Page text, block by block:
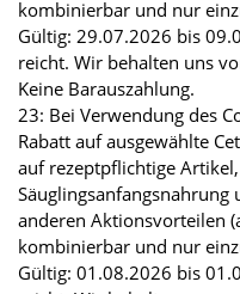
kombinierbar und nur
Gültig: 29.07.2026 bis
reicht. Wir behalten uns
Keine Barauszahlung.
23: Bei Verwendung des
Rabatt auf ausgewählte
auf rezeptpflichtige
anderen Aktionsvorteilen
kombinierbar und nur
Gültig: 01.08.2026 bis